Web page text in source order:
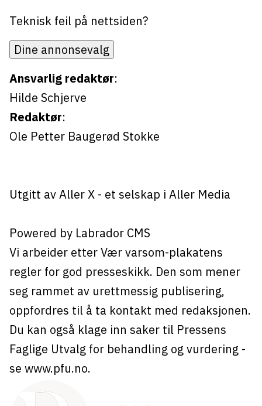
Teknisk feil på nettsiden?
Dine annonsevalg
Ansvarlig redaktør:
Hilde Schjerve
Redaktør:
Ole Petter Baugerød Stokke
Utgitt av Aller X- et selskap i Aller Media
Powered by Labrador CMS
Vi arbeider etter Vær varsom-plakatens
regler for god presseskikk. Den som mener
seg rammet av urettmessig publisering,
oppfordres til å ta kontakt med redaksjonen.
Du kan også klage inn saker til Pressens
Faglige Utvalg for behandling og vurdering -
se www.pfu.no.